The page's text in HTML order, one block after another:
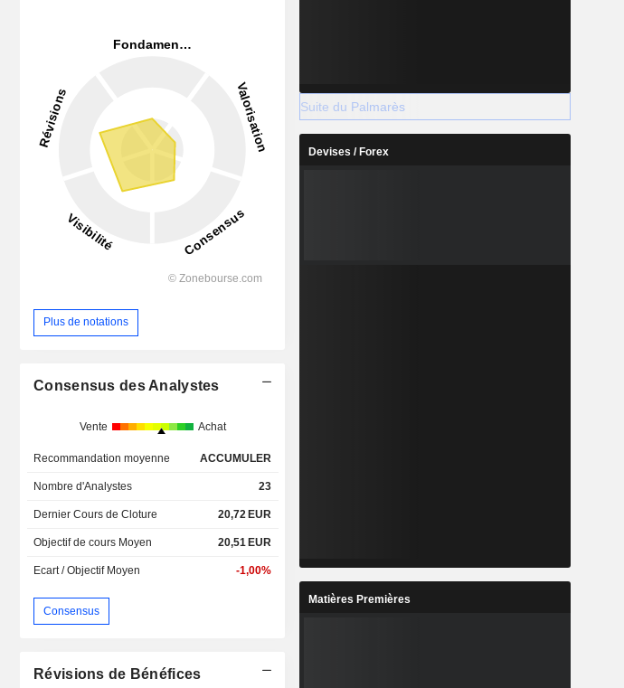
Plus de notations
Consensus des Analystes
Vente Achat
Recommandation moyenne ACCUMULER
Nombre d'Analystes 23
Dernier Cours de Cloture 20,72 EUR
Objectif de cours Moyen 20,51 EUR
Ecart / Objectif Moyen -1,00%
Consensus
Révisions de Bénéfices
Suite du Palmarès
Devises / Forex
Matières Premières